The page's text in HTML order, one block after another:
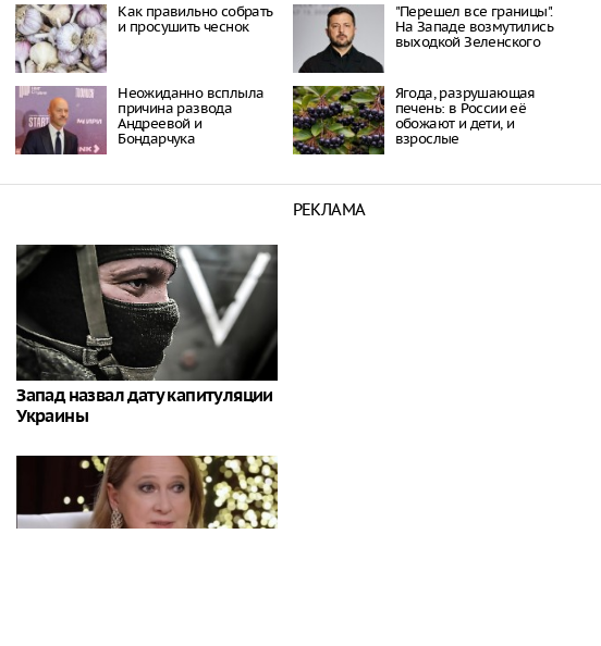
Как правильно собрать
и просушить чеснок
"Перешел все границы".
На Западе возмутились
выходкой Зеленского
Неожиданно всплыла
причина развода
Андреевой и
Бондарчука
Ягода, разрушающая
печень: в России её
обожают и дети, и
взрослые
Запад назвал дату капитуляции
Украины
РЕКЛАМА